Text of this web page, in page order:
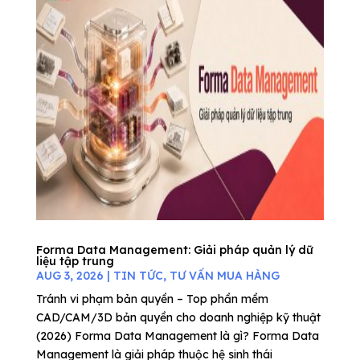
Forma Data Management: Giải pháp quản lý dữ
liệu tập trung
AUG 3, 2026 | TIN TỨC, TƯ VẤN MUA HÀNG
Tránh vi phạm bản quyền – Top phần mềm
CAD/CAM/3D bản quyền cho doanh nghiệp kỹ thuật
(2026) Forma Data Management là gì? Forma Data
Management là giải pháp thuộc hệ sinh thái